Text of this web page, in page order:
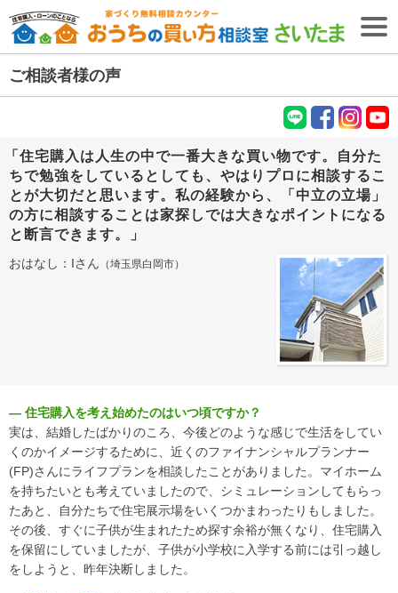
無料相談予約
ＴＯＰ
住宅購入専門
ファイナンシャルプランナー(FP)紹介
マンガで見る「おうちの買い方相談室 さいたま」
アクセス
会社概要
ご相談事例
よくあるご質問
ご相談者様の声
E ebo
ok
agr
am
tub
e
「住宅購入は人生の中で一番大きな買い物です。自分た
ちで勉強をしているとしても、やはりプロに相談するこ
とが大切だと思います。私の経験から、「中立の立場」
の方に相談することは家探しでは大きなポイントになる
と断言できます。」
おはなし：Iさん （埼玉県白岡市）
― 住宅購入を考え始めたのはいつ頃ですか？
実は、結婚したばかりのころ、今後どのような感じで生活をしてい
くのかイメージするために、近くのファイナンシャルプランナー
(FP)さんにライフプランを相談したことがありました。マイホーム
を持ちたいとも考えていましたので、シミュレーションしてもらっ
たあと、自分たちで住宅展示場をいくつかまわったりもしました。
その後、すぐに子供が生まれたため探す余裕が無くなり、住宅購入
を保留にしていましたが、子供が小学校に入学する前には引っ越し
をしようと、昨年決断しました。